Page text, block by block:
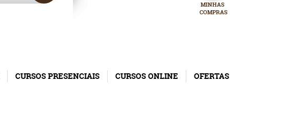
MINHAS
COMPRAS
CURSOS PRESENCIAIS CURSOS ONLINE OFERTAS